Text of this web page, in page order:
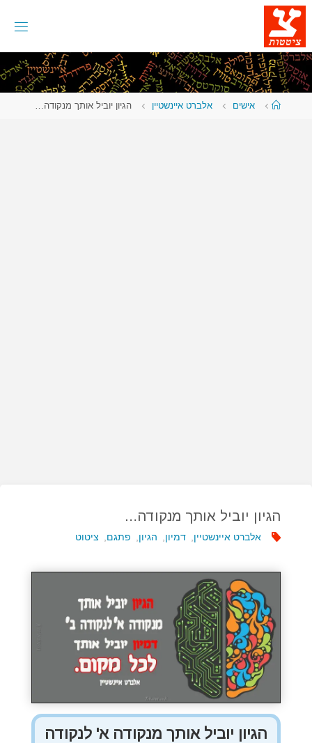
דלגו
לתוכן
עמודאישים אלברט איינשטיין הגיון יוביל אותך מנקודה…
הגיון יוביל אותך מנקודה…
אלברט איינשטיין דמיון הגיון פתגם ציטוט
הגיון יוביל אותך מנקודה א' לנקודה